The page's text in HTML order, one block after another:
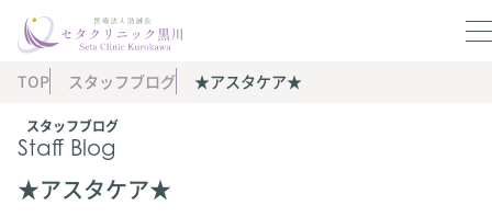
スタッフブログ
Staff Blog
TOP スタッフブログ ★アスタケア★
★アスタケア★